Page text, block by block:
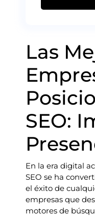
Las
SEO:
En la era digital
SEO se ha
el éxito de
empresas que
motores de